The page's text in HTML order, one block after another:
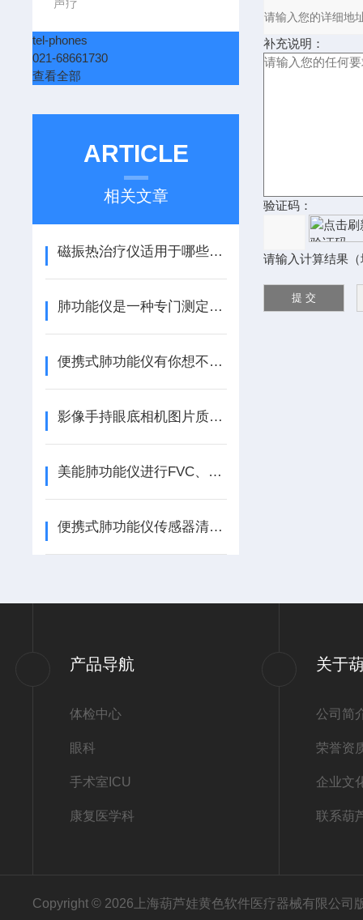
声疗
tel-phones
021-68661730
查看全部
ARTICLE
相关文章
磁振热治疗仪适用于哪些症状呢？请看！
肺功能仪是一种专门测定肺部功能的设备
便携式肺功能仪有你想不到的优势
影像手持眼底相机图片质量的因素有哪些呢？
美能肺功能仪进行FVC、VC、MVV等检测的具体步骤
便携式肺功能仪传感器清洁方法和注意事项
补充说明：
验证码：
请输入计算结果
产品导航
体检中心
眼科
手术室ICU
康复医学科
关于
公司简
荣誉资
企业文
联系葫
Copyright © 2026上海葫芦娃黄色软件医疗器械有限公司